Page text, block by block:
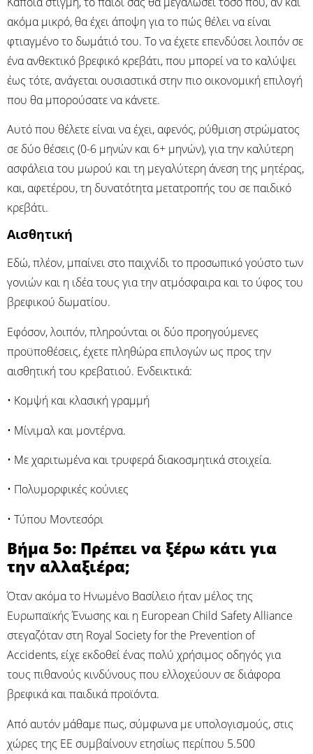
ακόμα μικρό, θα έχει άποψη για το πώς θέλει να είναι
φτιαγμένο το δωμάτιό του. Το να έχετε επενδύσει λοιπόν σε
ένα ανθεκτικό βρεφικό κρεβάτι, που μπορεί να το καλύψει
έως τότε, ανάγεται ουσιαστικά στην πιο οικονομική επιλογή
που θα μπορούσατε να κάνετε.
Αυτό που θέλετε είναι να έχει, αφενός, ρύθμιση στρώματος
σε δύο θέσεις (0-6 μηνών και 6+ μηνών), για την καλύτερη
ασφάλεια του μωρού και τη μεγαλύτερη άνεση της μητέρας,
και, αφετέρου, τη δυνατότητα μετατροπής του σε παιδικό
κρεβάτι.
Αισθητική
Εδώ, πλέον, μπαίνει στο παιχνίδι το προσωπικό γούστο των
γονιών και η ιδέα τους για την ατμόσφαιρα και το ύφος του
βρεφικού δωματίου.
Εφόσον, λοιπόν, πληρούνται οι δύο προηγούμενες
προϋποθέσεις, έχετε πληθώρα επιλογών ως προς την
αισθητική του κρεβατιού. Ενδεικτικά:
• Κομψή και κλασική γραμμή
• Μίνιμαλ και μοντέρνα.
• Με χαριτωμένα και τρυφερά διακοσμητικά στοιχεία.
• Πολυμορφικές κούνιες
• Τύπου Μοντεσόρι
Βήμα 5ο: Πρέπει να ξέρω κάτι για
την αλλαξιέρα;
Όταν ακόμα το Ηνωμένο Βασίλειο ήταν μέλος της
Ευρωπαϊκής Ένωσης και η European Child Safety Alliance
στεγαζόταν στη Royal Society for the Prevention of
Accidents, είχε εκδοθεί ένας πολύ χρήσιμος οδηγός για
τους πιθανούς κινδύνους που ελλοχεύουν σε διάφορα
βρεφικά και παιδικά προϊόντα.
Από αυτόν μάθαμε πως, σύμφωνα με υπολογισμούς, στις
χώρες της ΕΕ συμβαίνουν ετησίως περίπου 5.500